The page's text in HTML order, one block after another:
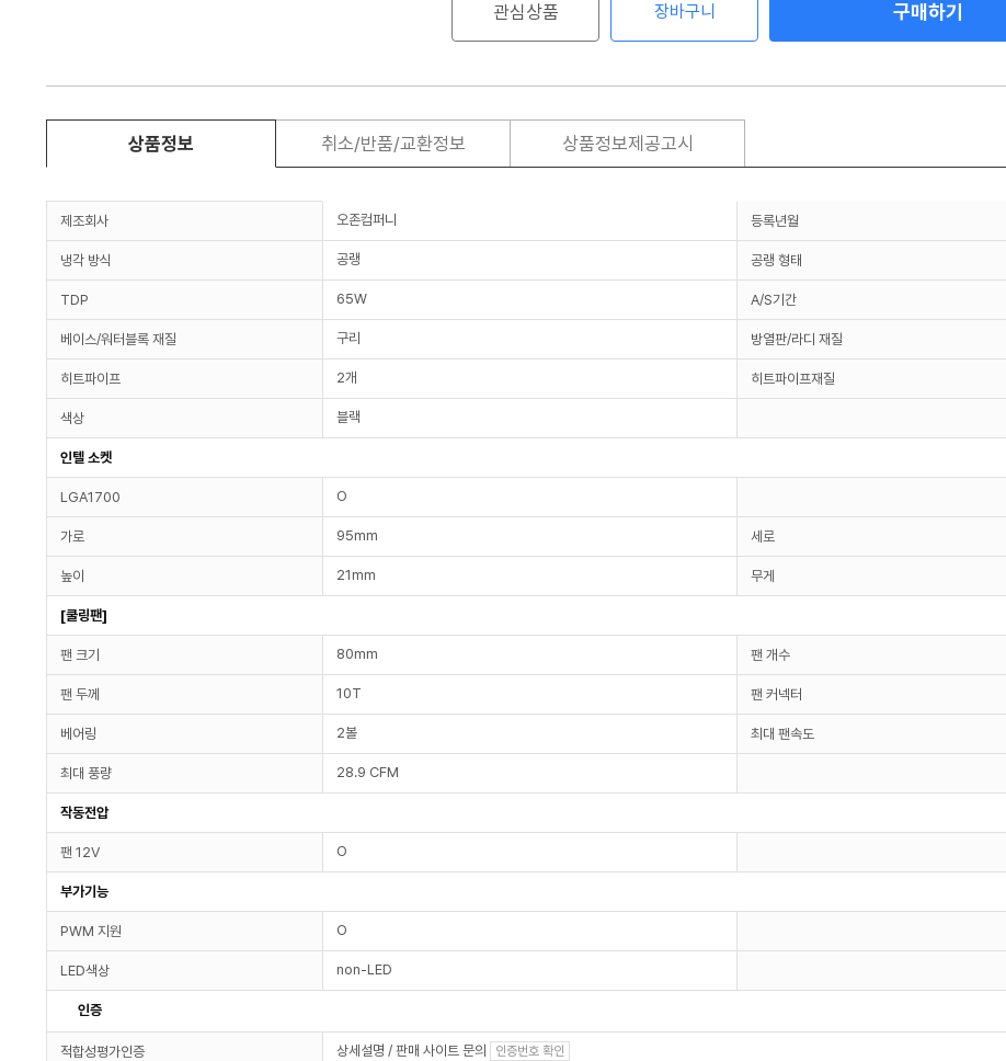
관심상품 장바구니 구매하기
상품정보 취소/반품/교환정보 상품정보제공고시
제조회사 오존컴퍼니 등록년월
냉각 방식 공랭 공랭 형태
TDP 65W A/S기간
베이스/워터블록 재질 구리 방열판/라디 재질
히트파이프 2개 히트파이프재질
색상 블랙
인텔 소켓
LGA1700 O
가로 95mm 세로
높이 21mm 무게
[쿨링팬]
팬 크기 80mm 팬 개수
팬 두께 10T 팬 커넥터
베어링 2볼 최대 팬속도
최대 풍량 28.9 CFM
작동전압
팬 12V O
부가기능
PWM 지원 O
LED색상 non-LED
인증
적합성평가인증 상세설명 / 판매 사이트 문의 인증번호 확인